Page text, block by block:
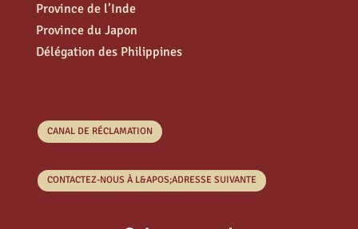
Province de l’Inde
Province du Japon
Délégation des Philippines
CANAL DE RÉCLAMATION
CONTACTEZ-NOUS À L&APOS;ADRESSE SUIVANTE